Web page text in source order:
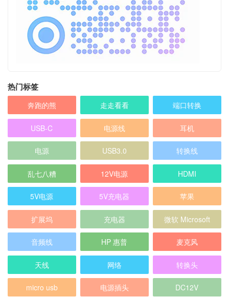
热门标签
奔跑的熊 走走看看 端口转换
USB-C 电源线 耳机
电源 USB3.0 转换线
乱七八糟 12V电源 HDMI
5V电源 5V充电器 苹果
扩展坞 充电器 微软 Microsoft
音频线 HP 惠普 麦克风
天线 网络 转换头
micro usb 电源插头 DC12V